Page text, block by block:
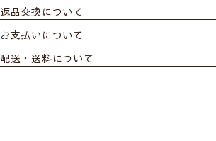
引っ越しにともない部屋のカラーを赤と
てカーテンから決めました。
着いたグレー系にしました。
返品交換について
お支払いについて
配送・送料について